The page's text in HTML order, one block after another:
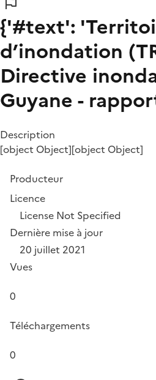
{'#text':
d’inondation
Directive
Guyane -
Description
[object Object][object Object]
Producteur
Licence
License Not Specified
Dernière mise à jour
20 juillet 2021
Vues
0
Téléchargements
0